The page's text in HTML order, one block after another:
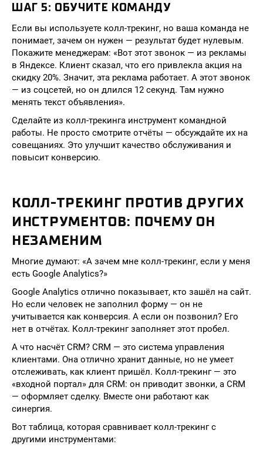
ШАГ 5: ОБУЧИТЕ КОМАНДУ
Если вы используете колл-трекинг, но ваша команда не
понимает, зачем он нужен — результат будет нулевым.
Покажите менеджерам: «Вот этот звонок — из рекламы
в Яндексе. Клиент сказал, что его привлекла акция на
скидку 20%. Значит, эта реклама работает. А этот звонок
— из соцсетей, но он длился 12 секунд. Там нужно
менять текст объявления».
Сделайте из колл-трекинга инструмент командной
работы. Не просто смотрите отчёты — обсуждайте их на
совещаниях. Это улучшит качество обслуживания и
повысит конверсию.
КОЛЛ-ТРЕКИНГ ПРОТИВ ДРУГИХ
ИНСТРУМЕНТОВ: ПОЧЕМУ ОН
НЕЗАМЕНИМ
Многие думают: «А зачем мне колл-трекинг, если у меня
есть Google Analytics?»
Google Analytics отлично показывает, кто зашёл на сайт.
Но если человек не заполнил форму — он не
учитывается как конверсия. А если он позвонил? Его
нет в отчётах. Колл-трекинг заполняет этот пробел.
А что насчёт CRM? CRM — это система управления
клиентами. Она отлично хранит данные, но не умеет
отслеживать, как клиент пришёл. Колл-трекинг — это
«входной портал» для CRM: он приводит звонки, а CRM
— оформляет сделку. Вместе они работают как
синергия.
Вот таблица, которая сравнивает колл-трекинг с
другими инструментами: